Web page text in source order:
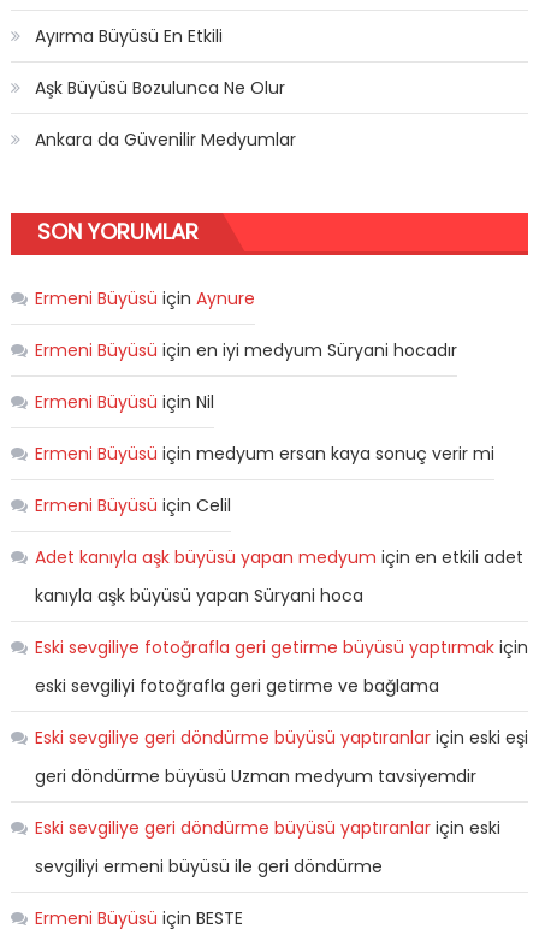
Ayırma Büyüsü En Etkili
Aşk Büyüsü Bozulunca Ne Olur
Ankara da Güvenilir Medyumlar
SON YORUMLAR
Ermeni Büyüsü için Aynure
Ermeni Büyüsü için en iyi medyum Süryani hocadır
Ermeni Büyüsü için Nil
Ermeni Büyüsü için medyum ersan kaya sonuç verir mi
Ermeni Büyüsü için Celil
Adet kanıyla aşk büyüsü yapan medyum için en etkili adet
kanıyla aşk büyüsü yapan Süryani hoca
Eski sevgiliye fotoğrafla geri getirme büyüsü yaptırmakiçin
eski sevgiliyi fotoğrafla geri getirme ve bağlama
Eski sevgiliye geri döndürme büyüsü yaptıranlariçin eski eşi
geri döndürme büyüsü Uzman medyum tavsiyemdir
Eski sevgiliye geri döndürme büyüsü yaptıranlariçin eski
sevgiliyi ermeni büyüsü ile geri döndürme
Ermeni Büyüsü için BESTE